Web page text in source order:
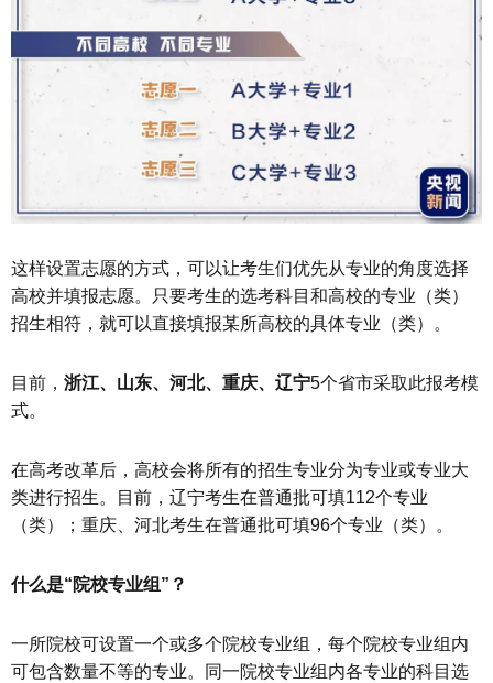
这样设置志愿的方式，可以让考生们优先从专业的角度选择
高校并填报志愿。只要考生的选考科目和高校的专业（类）
招生相符，就可以直接填报某所高校的具体专业（类）。
目前， 浙江、山东、河北、重庆、辽宁5个省市采取此报考模
式。
在高考改革后，高校会将所有的招生专业分为专业或专业大
类进行招生。目前，辽宁考生在普通批可填112个专业
（类）；重庆、河北考生在普通批可填96个专业（类）。
什么是“院校专业组”？
一所院校可设置一个或多个院校专业组，每个院校专业组内
可包含数量不等的专业。同一院校专业组内各专业的科目选